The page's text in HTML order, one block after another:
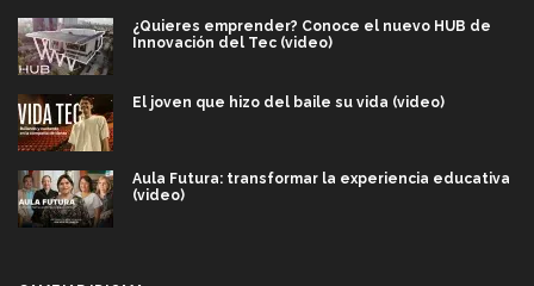
¿Quieres emprender? Conoce el nuevo HUB de
Innovación del Tec (video)
El joven que hizo del baile su vida (video)
Aula Futura: transformar la experiencia educativa
(video)